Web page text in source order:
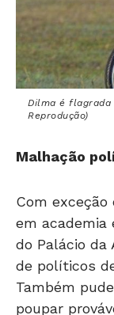
Dilma é flagrada
Reprodução)
em academia
do Palácio da
de políticos
Também
poupar
eleitorais. O